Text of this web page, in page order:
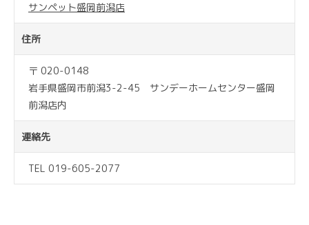
サンペット盛岡前潟店
住所
〒 020-0148
岩手県盛岡市前潟3-2-45 サンデーホームセンター盛岡
前潟店内
連絡先
TEL 019-605-2077